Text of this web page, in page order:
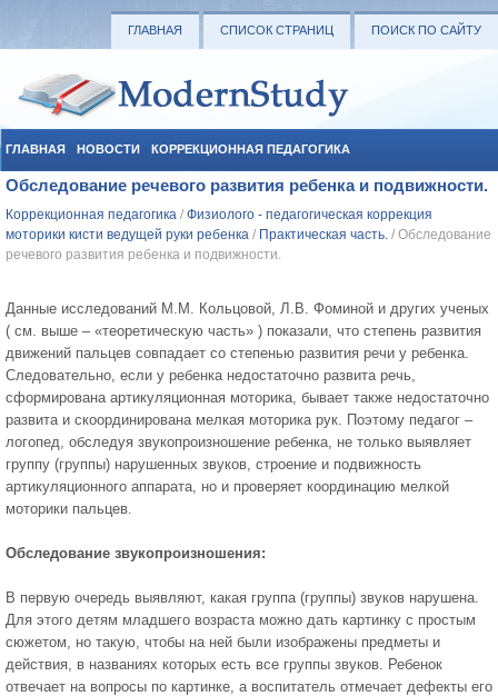
ГЛАВНАЯ СПИСОК СТРАНИЦ ПОИСК ПО САЙТУ
ГЛАВНАЯ НОВОСТИ КОРРЕКЦИОННАЯ ПЕДАГОГИКА
СОЦИАЛЬНАЯ ПЕДАГОГИКА УЧЕБНЫЕ МАТЕРИАЛЫ
Обследование речевого развития ребенка и подвижности.
Коррекционная педагогика / Физиолого - педагогическая коррекция
моторики кисти ведущей руки ребенка / Практическая часть. / Обследование
речевого развития ребенка и подвижности.
Данные исследований М.М. Кольцовой, Л.В. Фоминой и других ученых
( см. выше – «теоретическую часть» ) показали, что степень развития
движений пальцев совпадает со степенью развития речи у ребенка.
Следовательно, если у ребенка недостаточно развита речь,
сформирована артикуляционная моторика, бывает также недостаточно
развита и скоординирована мелкая моторика рук. Поэтому педагог –
логопед, обследуя звукопроизношение ребенка, не только выявляет
группу (группы) нарушенных звуков, строение и подвижность
артикуляционного аппарата, но и проверяет координацию мелкой
моторики пальцев.
Обследование звукопроизношения:
В первую очередь выявляют, какая группа (группы) звуков нарушена.
Для этого детям младшего возраста можно дать картинку с простым
сюжетом, но такую, чтобы на ней были изображены предметы и
действия, в названиях которых есть все группы звуков. Ребенок
отвечает на вопросы по картинке, а воспитатель отмечает дефекты его